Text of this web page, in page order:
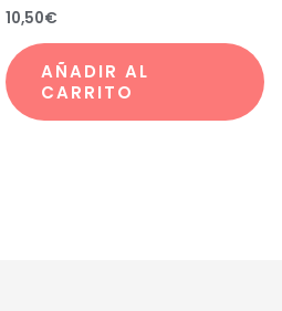
10,50€
AÑADIR AL
CARRITO